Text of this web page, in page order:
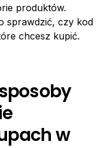
produktów.
sprawdzić, czy kod
chcesz kupić.
w